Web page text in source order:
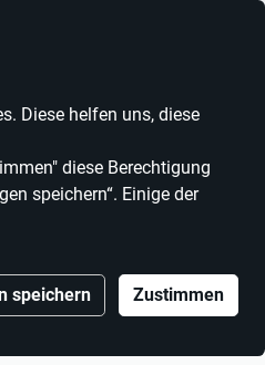
Diese helfen uns, diese
diese Berechtigung
speichern“. Einige der
speichern Zustimmen